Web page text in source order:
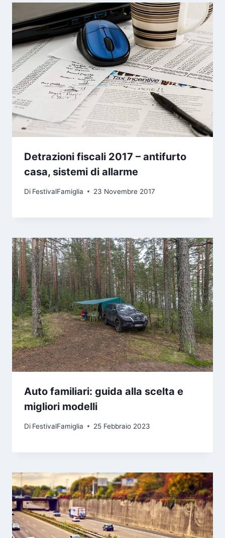
Detrazioni fiscali 2017 – antifurto
casa, sistemi di allarme
Di FestivalFamiglia 23 Novembre 2017
Auto familiari: guida alla scelta e
migliori modelli
Di FestivalFamiglia 25 Febbraio 2023